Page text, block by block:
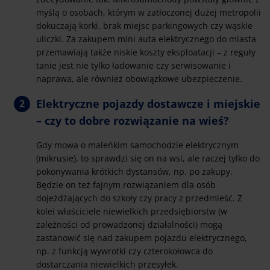
myślą o osobach, którym w zatłoczonej dużej metropolii
dokuczają korki, brak miejsc parkingowych czy wąskie
uliczki. Za zakupem mini auta elektrycznego do miasta
przemawiają także niskie koszty eksploatacji – z reguły
tanie jest nie tylko ładowanie czy serwisowanie i
naprawa, ale również obowiązkowe ubezpieczenie.
Elektryczne pojazdy dostawcze i miejskie
– czy to dobre rozwiązanie na wieś?
Gdy mowa o maleńkim samochodzie elektrycznym
(mikrusie), to sprawdzi się on na wsi, ale raczej tylko do
pokonywania krótkich dystansów, np. po zakupy.
Będzie on też fajnym rozwiązaniem dla osób
dojeżdżających do szkoły czy pracy z przedmieść. Z
kolei właściciele niewielkich przedsiębiorstw (w
zależności od prowadzonej działalności) mogą
zastanowić się nad zakupem pojazdu elektrycznego,
np. z funkcją wywrotki czy czterokołowca do
dostarczania niewielkich przesyłek.